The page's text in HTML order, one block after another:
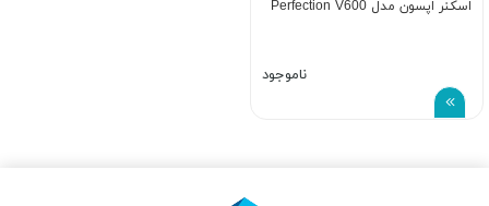
اسکنر اپسون مدل Perfection V600
ناموجود